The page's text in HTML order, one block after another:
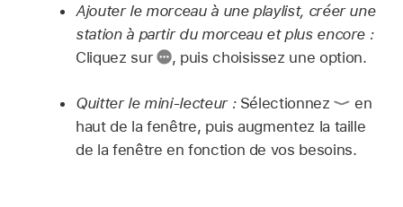
Ajouter le morceau à une playlist, créer une
station à partir du morceau et plus encore :
Cliquez sur
, puis choisissez une option.
Quitter le mini-lecteur :Sélectionnez
en
haut de la fenêtre, puis augmentez la taille
de la fenêtre en fonction de vos besoins.